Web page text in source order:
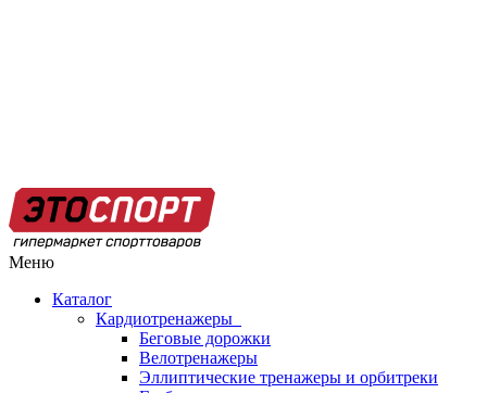
Меню
Каталог
Кардиотренажеры
Беговые дорожки
Велотренажеры
Эллиптические тренажеры и орбитреки